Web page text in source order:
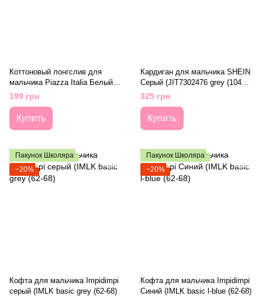
Коттоновый лонгслив для
мальчика Piazza Italia Белый
(PIT1501 126 white (3-6 (62 см))
199 грн
Купить
Кардиган для мальчика SHEIN
Серый (JIT7302476 grey (104
см (4 года))
325 грн
Купить
Пакунок Школяра
−20%
Кофта для мальчика Impidimpi
серый (IMLK basic grey (62-68)
Пакунок Школяра
−20%
Кофта для мальчика Impidimpi
Синий (IMLK basic l-blue (62-68)